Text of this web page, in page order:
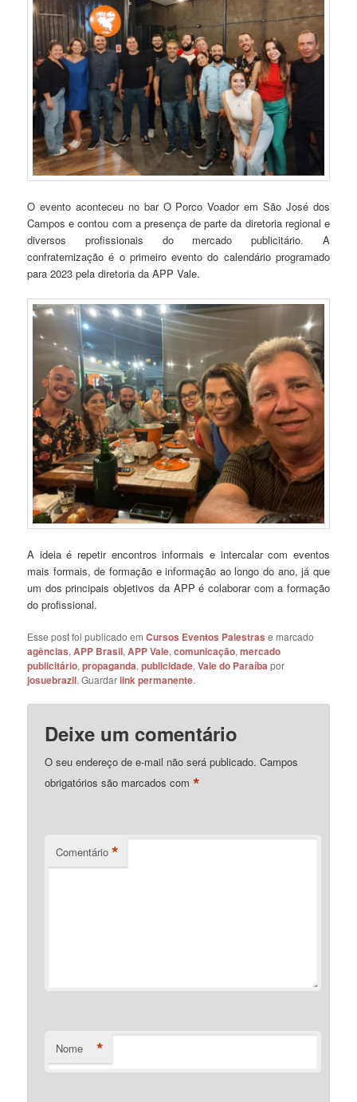
O evento aconteceu no bar O Porco Voador em São José dos
Campos e contou com a presença de parte da diretoria regional e
diversos profissionais do mercado publicitário. A
confraternização é o primeiro evento do calendário programado
para 2023 pela diretoria da APP Vale.
A ideia é repetir encontros informais e intercalar com eventos
mais formais, de formação e informação ao longo do ano, já que
um dos principais objetivos da APP é colaborar com a formação
do profissional.
Esse post foi publicado emCursos Eventos Palestras e marcado
agências,APP Brasil,APP Vale,comunicação,mercado
publicitário,propaganda,publicidade,Vale do Paraíba por
josuebrazil. Guardarlink permanente.
Deixe um comentário
O seu endereço de e-mail não será publicado. Campos
obrigatórios são marcados com*
Comentário *
Nome *